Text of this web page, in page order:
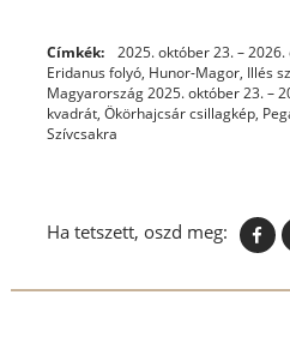
Címkék: 2025. október 23. –
Eridanus folyó, Hunor-Magor, Illés
Magyarország 2025. október 23. –
kvadrát, Ökörhajcsár csillagkép,
Szívcsakra
Ha tetszett, oszd meg: